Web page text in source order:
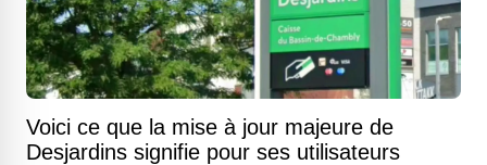
Voici ce que la mise à jour majeure de
Desjardins signifie pour ses utilisateurs